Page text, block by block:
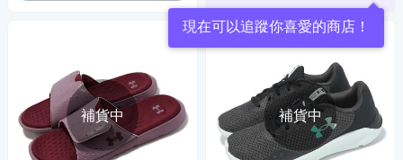
補貨中
現在可以追蹤你喜愛的商店！
補貨中